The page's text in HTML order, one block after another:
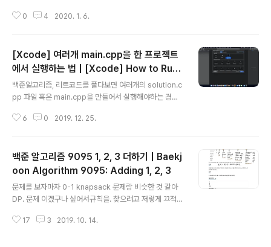
rogrammers/hash mjung1798/AlgorithmMy Alg
account on GitHub.github.com 1. HashMap의 유용
한 method .getOrDefault(T key, K defaultValue)
완주하지 못한 선수를 풀면서 새로운 메소드를 알게 되었
다.public String solution(Strin..
0 4 2020. 1. 6.
[Xcode] 여러개 main.cpp을 한 프로젝트
에서 실행하는 법 | [Xcode] How to Run
Multiple main.cpp Files in a Single Pr
oject
백준알고리즘, 리트코드를 풀다보면 여러개의 solution.c
pp 파일 혹은 main.cpp을 만들어서 실행해야하는 경우
pp를 만드는 방법을 포스팅하려 합니다.1. 새로운 Xcode
적어줍니다.3. Xcode project 프로젝트를 클릭합니다.
4. 프로젝트의 하단을 보면 프로젝트와 타겟에 대해 적혀
있는 바의 하단을 보면 + - 가 있습니다. 이때 +를 눌러서
새로운 Target을 생성해줍니다.Target 생성도 역시 1~
2와 같이 Command Line Tool로 선택을 하고, Produ
ct Name을 지정해서 생성합니다.5..
6 0 2019. 12. 25.
백준 알고리즘 9095 1, 2, 3 더하기 | Baekj
oon Algorithm 9095: Adding 1, 2, 3
​​문제를 보자마자 0-1 knapsack 문제랑 비슷한 것 같아
DP. 문제 이겠구나 싶어서규칙을. 찾으려고 저렇게 끄적였
이 반복이 되고 더하기가 반복이 되면서. 뭔가 했는데전부
17 3 2019. 10. 14.